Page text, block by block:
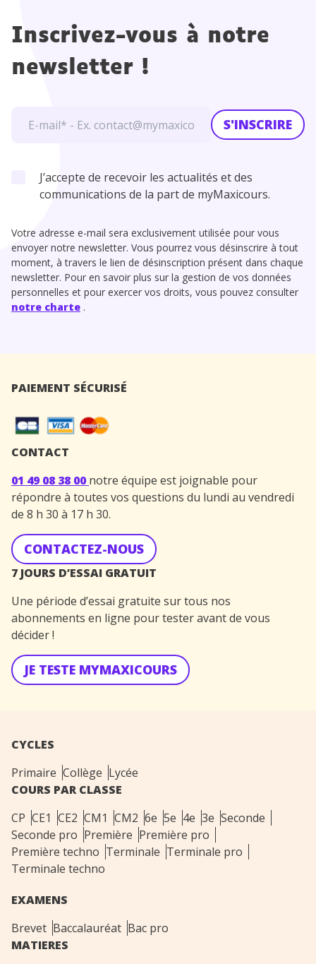
Inscrivez-vous à notre
newsletter !
S'INSCRIRE
J’accepte de recevoir les actualités et des
communications de la part de myMaxicours.
Votre adresse e-mail sera exclusivement utilisée pour vous
envoyer notre newsletter. Vous pourrez vous désinscrire à tout
moment, à travers le lien de désinscription présent dans chaque
newsletter. Pour en savoir plus sur la gestion de vos données
personnelles et pour exercer vos droits, vous pouvez consulter
notre charte .
PAIEMENT SÉCURISÉ
CONTACT
01 49 08 38 00 notre équipe est joignable pour
répondre à toutes vos questions du lundi au vendredi
de 8 h 30 à 17 h 30.
CONTACTEZ-NOUS
7 JOURS D’ESSAI GRATUIT
Une période d’essai gratuite sur tous nos
abonnements en ligne pour tester avant de vous
décider !
JE TESTE MYMAXICOURS
CYCLES
Primaire Collège Lycée
COURS PAR CLASSE
CP CE1 CE2 CM1 CM2 6e 5e 4e 3e Seconde
Seconde pro Première Première pro
Première techno Terminale Terminale pro
Terminale techno
EXAMENS
Brevet Baccalauréat Bac pro
MATIERES